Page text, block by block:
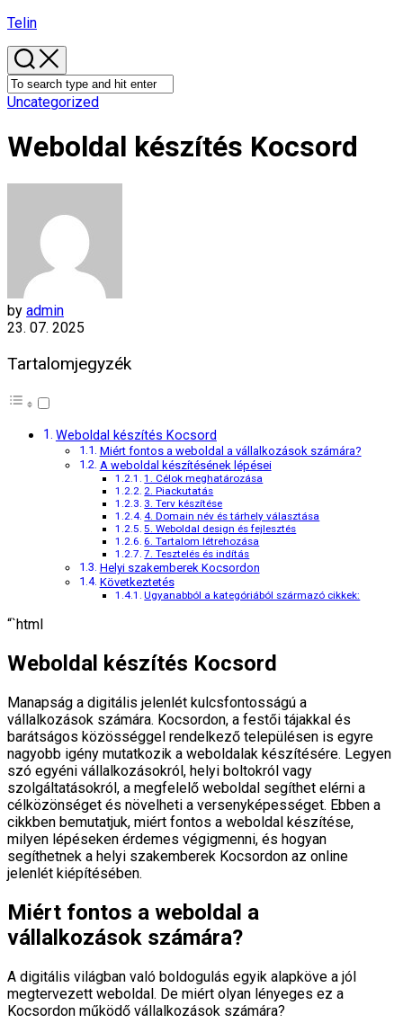
Skip
content
Telin
Uncategorized
Weboldal készítés​ Kocsord
by admin
23. 07. 2025
Tartalomjegyzék
Weboldal készítés Kocsord
Miért fontos a weboldal a vállalkozások számára?
A weboldal készítésének lépései
1. Célok meghatározása
2. Piackutatás
3. Terv készítése
4. Domain név és tárhely választása
5. Weboldal design és fejlesztés
6. Tartalom létrehozása
7. Tesztelés és indítás
Helyi szakemberek Kocsordon
Következtetés
Ugyanabból a kategóriából származó cikkek:
“`html
Weboldal készítés Kocsord
Manapság a digitális jelenlét kulcsfontosságú a
vállalkozások számára. Kocsordon, a festői tájakkal és
barátságos közösséggel rendelkező településen is egyre
nagyobb igény mutatkozik a weboldalak készítésére. Legyen
szó egyéni vállalkozásokról, helyi boltokról vagy
szolgáltatásokról, a megfelelő weboldal segíthet elérni a
célközönséget és növelheti a versenyképességet. Ebben a
cikkben bemutatjuk, miért fontos a weboldal készítése,
milyen lépéseken érdemes végigmenni, és hogyan
segíthetnek a helyi szakemberek Kocsordon az online
jelenlét kiépítésében.
Miért fontos a weboldal a
vállalkozások számára?
A digitális világban való boldogulás egyik alapköve a jól
megtervezett weboldal. De miért olyan lényeges ez a
Kocsordon működő vállalkozások számára?